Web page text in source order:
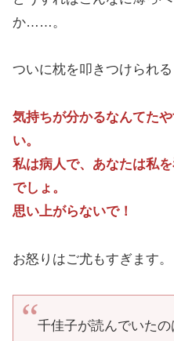
か……。
ついに枕を叩きつけられる
気持ちが分かるなんてた
い。
私は病人で、あなたは私
でしょ。
思い上がらないで！
お怒りはご尤もすぎます。
千佳子が読んでいた